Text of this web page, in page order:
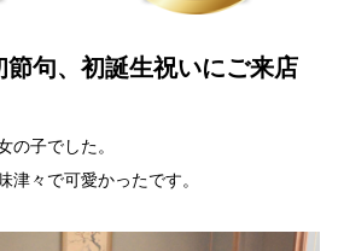
節句、初誕生祝いにご来店
の子でした。
津々で可愛かったです。